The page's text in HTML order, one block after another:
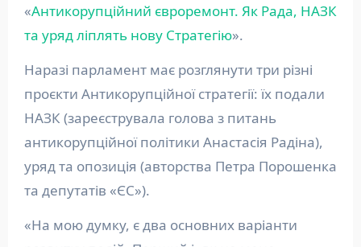
«Антикорупційний євроремонт. Як Рада, НАЗК
та уряд ліплять нову Стратегію».
Наразі парламент має розглянути три різні
проєкти Антикорупційної стратегії: їх подали
НАЗК (зареєструвала голова з питань
антикорупційної політики Анастасія Радіна),
уряд та опозиція (авторства Петра Порошенка
та депутатів «ЄС»).
«На мою думку, є два основних варіанти